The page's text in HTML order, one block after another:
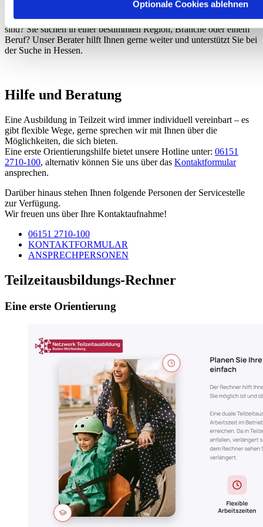
Cookies helfen Ihnen und uns
Bei Teilzeitausbildung.de verwenden wir Cookies
besseren Service zu bieten. Mit einem Klick auf
Präferenzen festlegen. Diese Einstellungen können Sie
nachträglich ändern. Weitere Informationen zu den
Begrifflichkeiten finden Sie in unserer
Optionale Cookies ablehnen
Sie suchen Unternehmen, die offen für eine Teilzeitausbildung offen
sind? Sie suchen in einer bestimmten Region, Branche oder einem
Beruf? Unser Berater hilft Ihnen gerne weiter und unterstützt Sie bei
der Suche in Hessen.
Hilfe und Beratung
Eine Ausbildung in Teilzeit wird immer individuell vereinbart – es
gibt flexible Wege, gerne sprechen wir mit Ihnen über die
Möglichkeiten, die sich bieten.
Eine erste Orientierungshilfe bietet unsere Hotline unter: 06151
2710-100, alternativ können Sie uns über das Kontaktformular
ansprechen.
Darüber hinaus stehen Ihnen folgende Personen der Servicestelle
zur Verfügung.
Wir freuen uns über Ihre Kontaktaufnahme!
06151 2710-100
KONTAKTFORMULAR
ANSPRECHPERSONEN
Teilzeitausbildungs-Rechner
Eine erste Orientierung